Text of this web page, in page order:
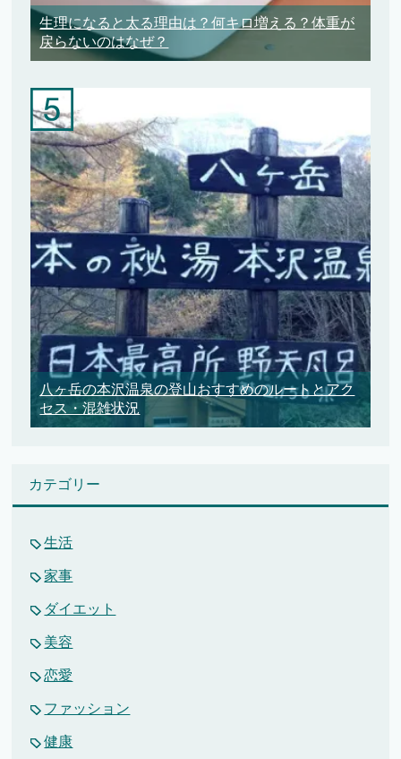
生理になると太る理由は？何キロ増える？体重が
戻らないのはなぜ？
八ヶ岳の本沢温泉の登山おすすめのルートとアク
セス・混雑状況
カテゴリー
生活
家事
ダイエット
美容
恋愛
ファッション
健康